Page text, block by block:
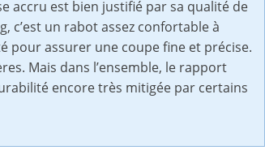
accru est bien justifié par sa qualité de
c’est un rabot assez confortable à
pour assurer une coupe fine et précise.
Mais dans l’ensemble, le rapport
encore très mitigée par certains